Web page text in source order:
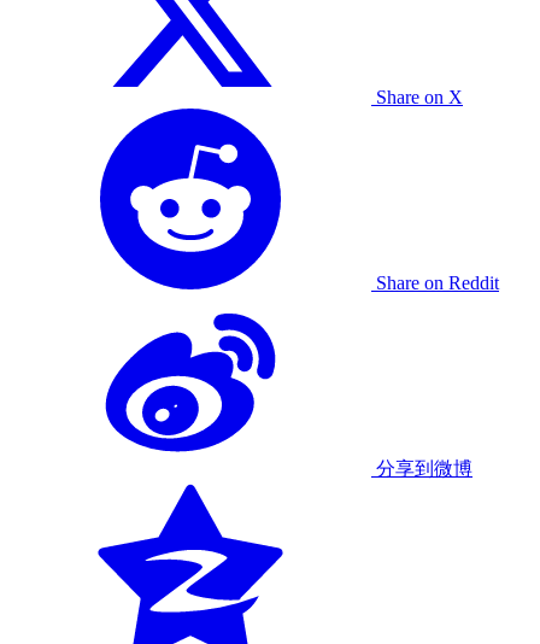
Share on X
Share on Reddit
分享到微博